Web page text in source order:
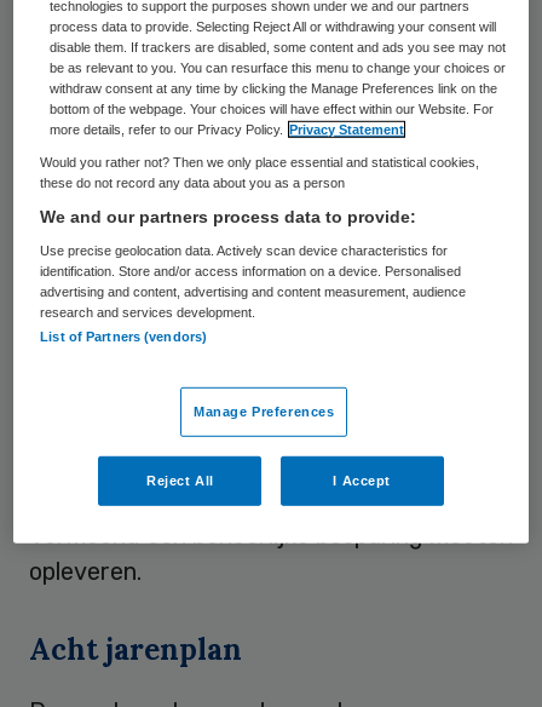
Bureaucratie
Volgens Vermeend, toezichthouder bij het
Erasmus MC en onder meer oud-minister
van Sociale Zaken en Werkgelegenheid,
levert afschaffing van de zorgtoeslag vijf
miljard euro op. “De zorgtoeslag fungeert
slechts als het rondpompen van geld.
Enerzijds laat je mensen premie betalen,
anderzijds geef je het geld op een ander
moment weer terug. Het is een
bureaucratisch gedrocht.” Ook
samenvoeging van de AWBZ en de
Zorgverzekeringswet zou volgens
opleveren.
Acht jarenplan
technologies to support the purposes shown under we and our partners
process data to provide. Selecting Reject All or withdrawing your consent will
disable them. If trackers are disabled, some content and ads you see may not
be as relevant to you. You can resurface this menu to change your choices or
withdraw consent at any time by clicking the Manage Preferences link on the
bottom of the webpage. Your choices will have effect within our Website. For
more details, refer to our Privacy Policy.
Privacy Statement
Would you rather not? Then we only place essential and statistical cookies,
these do not record any data about you as a person
We and our partners process data to provide:
Use precise geolocation data. Actively scan device characteristics for
identification. Store and/or access information on a device. Personalised
advertising and content, advertising and content measurement, audience
research and services development.
List of Partners (vendors)
Manage Preferences
Reject All I Accept